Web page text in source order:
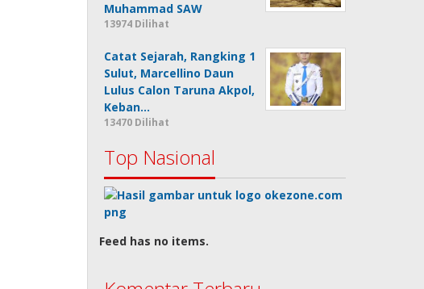
Muhammad SAW
13974 Dilihat
Catat Sejarah, Rangking 1
Sulut, Marcellino Daun
Lulus Calon Taruna Akpol,
Keban…
13470 Dilihat
Top Nasional
Feed has no items.